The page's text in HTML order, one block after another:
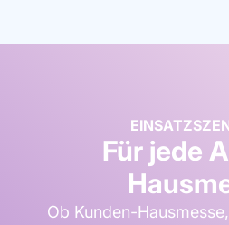
Für jede
Ob Kunden-